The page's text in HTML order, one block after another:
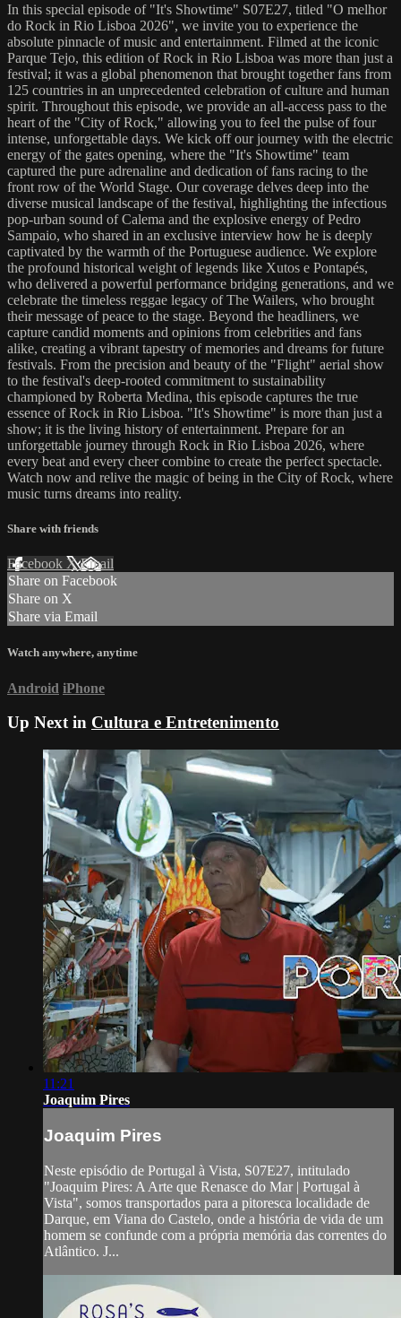
In this special episode of "It's Showtime" S07E27, titled "O melhor
do Rock in Rio Lisboa 2026", we invite you to experience the
absolute pinnacle of music and entertainment. Filmed at the iconic
Parque Tejo, this edition of Rock in Rio Lisboa was more than just a
festival; it was a global phenomenon that brought together fans from
125 countries in an unprecedented celebration of culture and human
spirit. Throughout this episode, we provide an all-access pass to the
heart of the "City of Rock," allowing you to feel the pulse of four
intense, unforgettable days. We kick off our journey with the electric
energy of the gates opening, where the "It's Showtime" team
captured the pure adrenaline and dedication of fans racing to the
front row of the World Stage. Our coverage delves deep into the
diverse musical landscape of the festival, highlighting the infectious
pop-urban sound of Calema and the explosive energy of Pedro
Sampaio, who shared in an exclusive interview how he is deeply
captivated by the warmth of the Portuguese audience. We explore
the profound historical weight of legends like Xutos e Pontapés,
who delivered a powerful performance bridging generations, and we
celebrate the timeless reggae legacy of The Wailers, who brought
their message of peace to the stage. Beyond the headliners, we
capture candid moments and opinions from celebrities and fans
alike, creating a vibrant tapestry of memories and dreams for future
festivals. From the precision and beauty of the "Flight" aerial show
to the festival's deep-rooted commitment to sustainability
championed by Roberta Medina, this episode captures the true
essence of Rock in Rio Lisboa. "It's Showtime" is more than just a
show; it is the living history of entertainment. Prepare for an
unforgettable journey through Rock in Rio Lisboa 2026, where
every beat and every cheer combine to create the perfect spectacle.
Watch now and relive the magic of being in the City of Rock, where
music turns dreams into reality.
Share with friends
Facebook XEmail
Share on Facebook
Share on X
Share via Email
Watch anywhere, anytime
Android iPhone
Up Next in Cultura e Entretenimento
11:21
Joaquim Pires
Joaquim Pires
Neste episódio de Portugal à Vista, S07E27, intitulado
"Joaquim Pires: A Arte que Renasce do Mar | Portugal à
Vista", somos transportados para a pitoresca localidade de
Darque, em Viana do Castelo, onde a história de vida de um
homem se confunde com a própria memória das correntes do
Atlântico. J...